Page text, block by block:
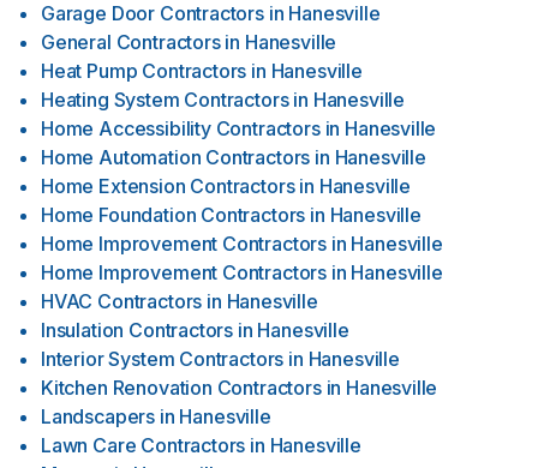
Garage Door Contractors in Hanesville
General Contractors in Hanesville
Heat Pump Contractors in Hanesville
Heating System Contractors in Hanesville
Home Accessibility Contractors in Hanesville
Home Automation Contractors in Hanesville
Home Extension Contractors in Hanesville
Home Foundation Contractors in Hanesville
Home Improvement Contractors in Hanesville
Home Improvement Contractors in Hanesville
HVAC Contractors in Hanesville
Insulation Contractors in Hanesville
Interior System Contractors in Hanesville
Kitchen Renovation Contractors in Hanesville
Landscapers in Hanesville
Lawn Care Contractors in Hanesville